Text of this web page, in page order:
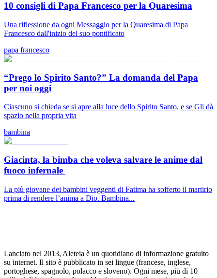
10 consigli di Papa Francesco per la Quaresima
Una riflessione da ogni Messaggio per la Quaresima di Papa
Francesco dall'inizio del suo pontificato
papa francesco
“Prego lo Spirito Santo?” La domanda del Papa
per noi oggi
Ciascuno si chieda se si apre alla luce dello Spirito Santo, e se Gli dà
spazio nella propria vita
bambina
Giacinta, la bimba che voleva salvare le anime dal
fuoco infernale
La più giovane dei bambini veggenti di Fatima ha sofferto il martirio
prima di rendere l’anima a Dio. Bambina...
Lanciato nel 2013, Aleteia è un quotidiano di informazione gratuito
su internet. Il sito è pubblicato in sei lingue (francese, inglese,
portoghese, spagnolo, polacco e sloveno). Ogni mese, più di 10